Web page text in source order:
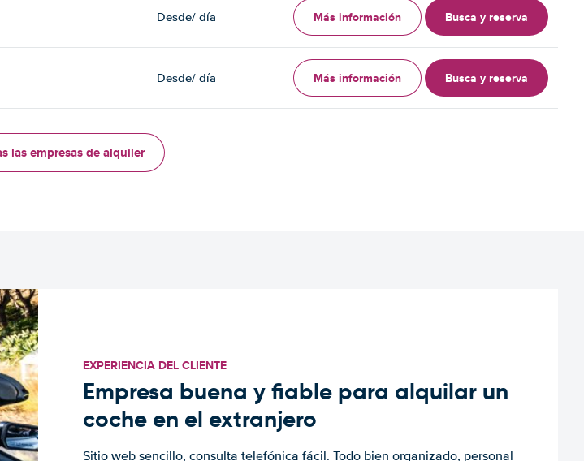
Desde/ día Más información Busca y reserva
Desde/ día Más información Busca y reserva
las empresas de alquiler
EXPERIENCIA DEL CLIENTE
Empresa buena y fiable para alquilar un
coche en el extranjero
Sitio web sencillo, consulta telefónica fácil. Todo bien organizado, personal